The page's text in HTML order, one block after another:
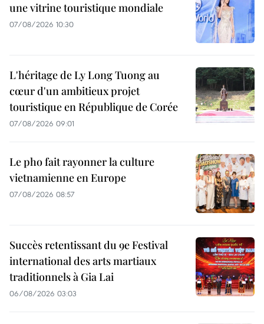
une vitrine touristique mondiale
07/08/2026 10:30
L'héritage de Ly Long Tuong au
cœur d'un ambitieux projet
touristique en République de Corée
07/08/2026 09:01
Le pho fait rayonner la culture
vietnamienne en Europe
07/08/2026 08:57
Succès retentissant du 9e Festival
international des arts martiaux
traditionnels à Gia Lai
06/08/2026 03:03